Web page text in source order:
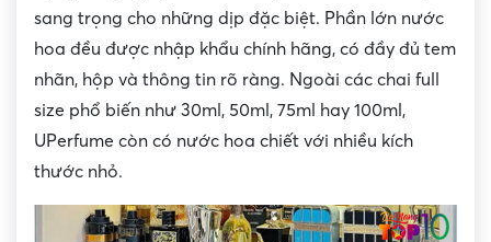
sang trọng cho những dịp đặc biệt. Phần lớn nước
hoa đều được nhập khẩu chính hãng, có đầy đủ tem
nhãn, hộp và thông tin rõ ràng. Ngoài các chai full
size phổ biến như 30ml, 50ml, 75ml hay 100ml,
UPerfume còn có nước hoa chiết với nhiều kích
thước nhỏ.